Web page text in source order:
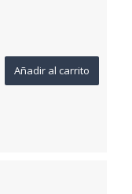
Añadir al carrito